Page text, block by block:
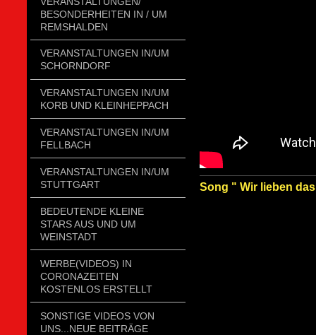
BESONDERHEITEN IN / UM
REMSHALDEN
VERANSTALTUNGEN IN/UM
SCHORNDORF
VERANSTALTUNGEN IN/UM
KORB UND KLEINHEPPACH
VERANSTALTUNGEN IN/UM
FELLBACH
VERANSTALTUNGEN IN/UM
STUTTGART
BEDEUTENDE KLEINE
STARS AUS UND UM
WEINSTADT
WERBE(VIDEOS) IN
CORONAZEITEN
KOSTENLOS ERSTELLT
SONSTIGE VIDEOS VON
UNS...NEUE BEITRÄGE
Song " Wir lieben